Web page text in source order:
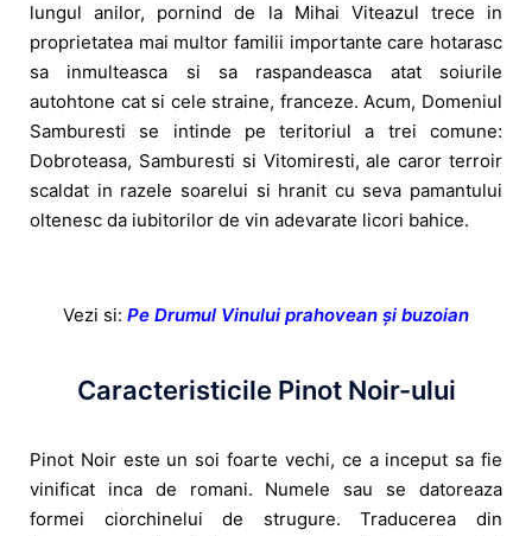
lungul anilor, pornind de la Mihai Viteazul trece in
proprietatea mai multor familii importante care hotarasc
sa inmulteasca si sa raspandeasca atat soiurile
autohtone cat si cele straine, franceze. Acum, Domeniul
Samburesti se intinde pe teritoriul a trei comune:
Dobroteasa, Samburesti si Vitomiresti, ale caror terroir
scaldat in razele soarelui si hranit cu seva pamantului
oltenesc da iubitorilor de vin adevarate licori bahice.
Vezi si: Pe Drumul Vinului prahovean și buzoian
Caracteristicile Pinot Noir-ului
Pinot Noir este un soi foarte vechi, ce a inceput sa fie
vinificat inca de romani. Numele sau se datoreaza
formei ciorchinelui de strugure. Traducerea din